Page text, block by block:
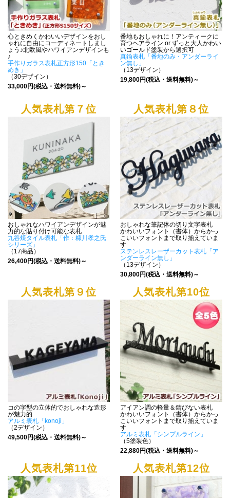
心ときめくかわいいデザインをおし
ゃれに自由にコーディネートしまし
ょう♪北欧風やハワイアンデザインも
♪
手作りガラス表札正方形150「とき
めき」
（30デザイン）
33,000円(税込・送料無料)～
番地もおしゃれに！アンティークに
育つヘアライン or ずっと大人かわい
いゴールド塗装から選択可
真鍮表札「番地のみ・アンダーライ
ン無し」
（13デザイン）
19,800円(税込・送料無料)～
人気表札第７位
おしゃれなハワイアンデザインが魅
力的な貼り付け可能な表札
九谷焼タイル表札「作：糠川孝之氏
シリーズ」
（17商品）
26,400円(税込・送料無料)～
人気表札第８位
おしゃれな筆記体の切り文字表札
かわいいフォント（書体）からかっ
こいいフォントまで取り揃えていま
す
ステンレスレーザーカット表札「ア
ンダーライン無し」
（13デザイン）
30,800円(税込・送料無料)～
人気表札第９位
コの字型の立体的でおしゃれな造形
が魅力的
アルミ表札「konoji」
（2デザイン）
49,500円(税込・送料無料)～
人気表札第10位
アイアン調の軽量＆錆びない表札
かわいいフォント（書体）からかっ
こいいフォントまで取り揃えていま
す
アルミ表札「シンプルライン」
（5塗装色）
22,880円(税込・送料無料)～
人気表札第11位 人気表札第12位